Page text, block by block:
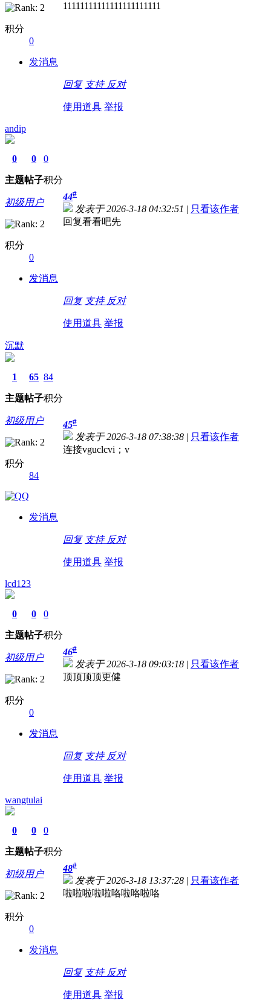
积分
0
发消息
11111111111111111111111
回复 支持 反对
使用道具 举报
andip
0
主题
0
帖子
0
积分
初级用户
积分
0
发消息
44#
发表于 2026-3-18 04:32:51 | 只看该作者
回复看看吧先
回复 支持 反对
使用道具 举报
沉默
1
主题
65
帖子
84
积分
初级用户
积分
84
发消息
45#
发表于 2026-3-18 07:38:38 | 只看该作者
连接vguclcvi；v
回复 支持 反对
使用道具 举报
lcd123
0
主题
0
帖子
0
积分
初级用户
积分
0
发消息
46#
发表于 2026-3-18 09:03:18 | 只看该作者
顶顶顶顶更健
回复 支持 反对
使用道具 举报
wangtulai
0
主题
0
帖子
0
积分
初级用户
积分
0
发消息
48#
发表于 2026-3-18 13:37:28 | 只看该作者
啦啦啦啦啦咯啦咯啦咯
回复 支持 反对
使用道具 举报